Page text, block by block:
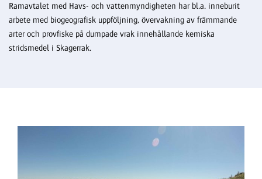
Ramavtalet med Havs- och vattenmyndigheten har bl.a. inneburit
arbete med biogeografisk uppföljning, övervakning av främmande
arter och provfiske på dumpade vrak innehållande kemiska
stridsmedel i Skagerrak.